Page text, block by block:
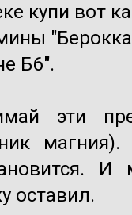
купи вот
Б6".
эти
оставил.